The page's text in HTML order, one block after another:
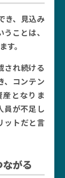
き、見込み
ことは、
。
され続ける
、コンテン
となりま
員が不足し
ットだと言
がる